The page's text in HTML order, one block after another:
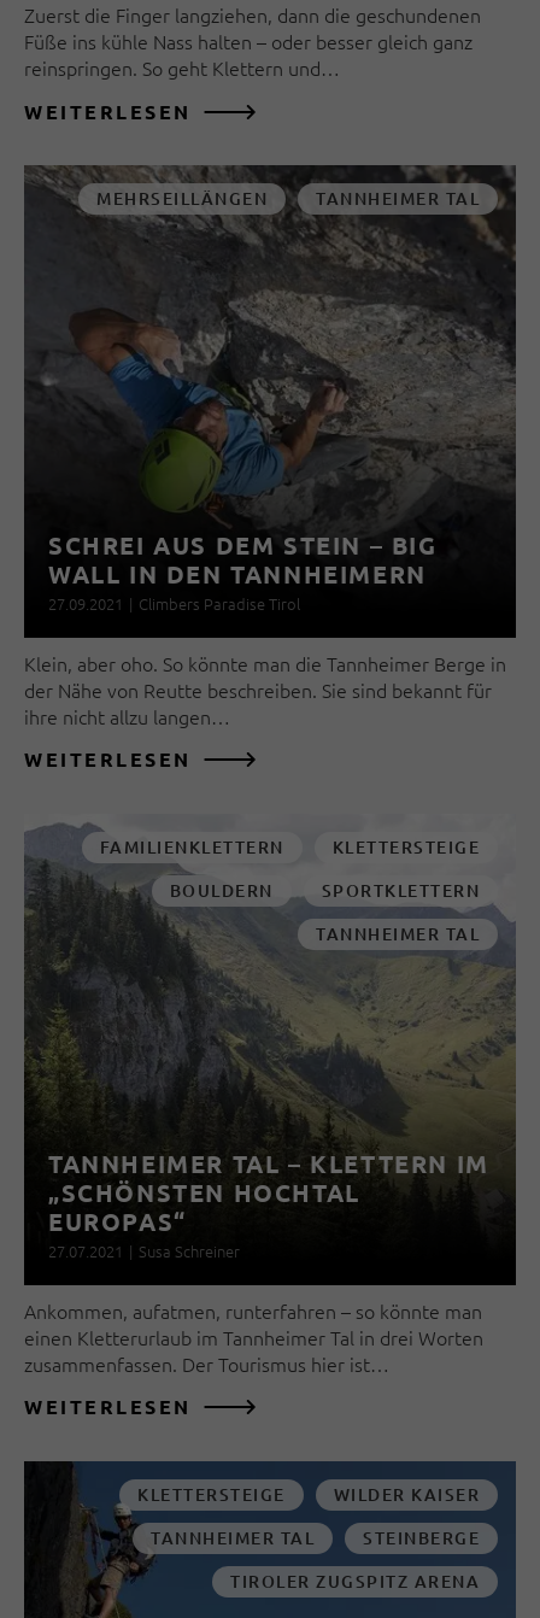
Zuerst die Finger langziehen, dann die geschundenen
Füße ins kühle Nass halten – oder besser gleich ganz
reinspringen. So geht Klettern und…
WEITERLESEN
MEHRSEILLÄNGEN TANNHEIMER TAL
SCHREI AUS DEM STEIN – BIG
WALL IN DEN TANNHEIMERN
27.09.2021 | Climbers Paradise Tirol
Klein, aber oho. So könnte man die Tannheimer Berge in
der Nähe von Reutte beschreiben. Sie sind bekannt für
ihre nicht allzu langen…
WEITERLESEN
FAMILIENKLETTERN
KLETTERSTEIGE
BOULDERN
SPORTKLETTERN
TANNHEIMER TAL
TANNHEIMER TAL – KLETTERN IM
„SCHÖNSTEN HOCHTAL
EUROPAS“
27.07.2021 | Susa Schreiner
Ankommen, aufatmen, runterfahren – so könnte man
einen Kletterurlaub im Tannheimer Tal in drei Worten
zusammenfassen. Der Tourismus hier ist…
WEITERLESEN
KLETTERSTEIGE
WILDER KAISER
TANNHEIMER TAL
STEINBERGE
TIROLER ZUGSPITZ ARENA